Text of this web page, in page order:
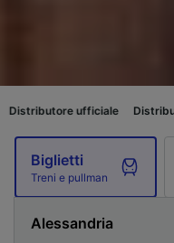
Distributore ufficiale
Biglietti
Treni e pullman